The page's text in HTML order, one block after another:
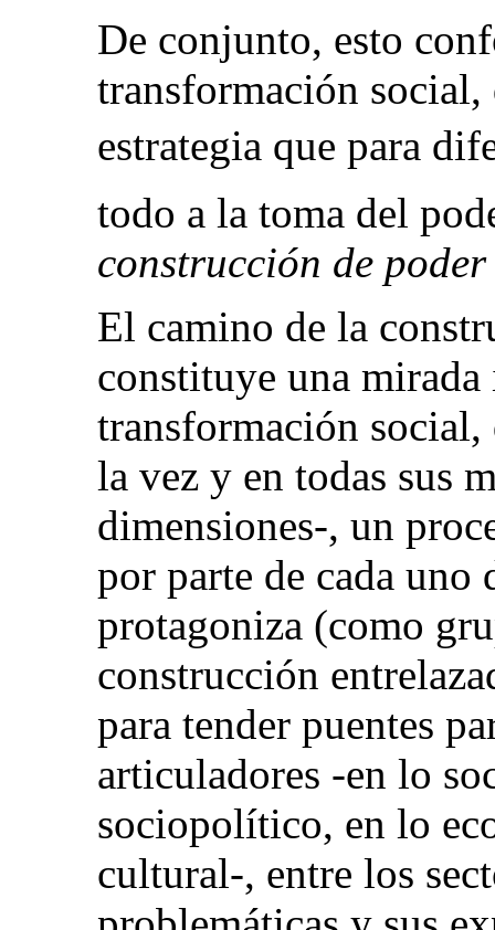
De conjunto, esto
transformación
estrategia que para
todo a la toma del
construcción de
El camino de la
constituye una
transformación social,
la vez y en todas sus
dimensiones-, un
por parte de cada uno
protagoniza (como
construcción
para tender puentes
articuladores -en lo
sociopolítico, en lo
cultural-, entre los